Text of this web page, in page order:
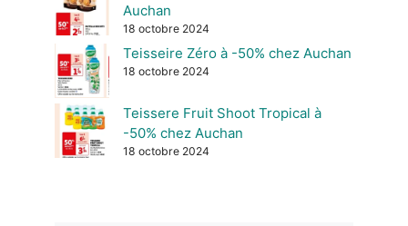
Auchan
18 octobre 2024
Teisseire Zéro à -50% chez Auchan
18 octobre 2024
Teissere Fruit Shoot Tropical à
-50% chez Auchan
18 octobre 2024